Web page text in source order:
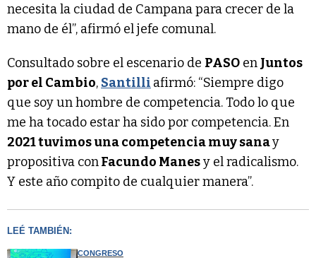
necesita la ciudad de Campana para crecer de la
mano de él”, afirmó el jefe comunal.
Consultado sobre el escenario de PASO en Juntos
por el Cambio, Santilli afirmó: “Siempre digo
que soy un hombre de competencia. Todo lo que
me ha tocado estar ha sido por competencia. En
2021 tuvimos una competencia muy sanay
propositiva conFacundo Manesy el radicalismo.
Y este año compito de cualquier manera”.
LEÉ TAMBIÉN:
CONGRESO